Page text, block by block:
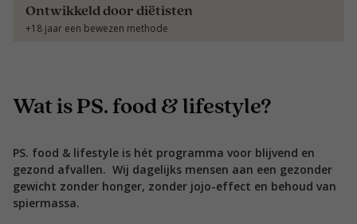
Ontwikkeld door diëtisten
+18 jaar een bewezen methode
Wat is PS. food & lifestyle?
PS. food & lifestyle is hét programma voor blijvend en
gezond afvallen. Wij dagelijks mensen aan een gezonder
gewicht zonder honger, zonder jojo-effect en behoud van
spiermassa.